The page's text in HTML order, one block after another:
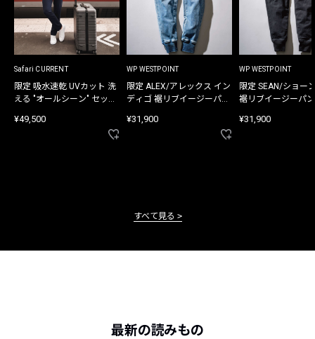
Safari CURRENT
限定 吸水速乾 UVカット 洗
える "オールシーン" セット
¥49,500
WP WESTPOINT
限定 ALEX/アレックス イン
ディゴ 裾リブイージーパン
¥31,900
WP WESTPOINT
限定 SEAN/ショー
裾リブイージーパ
¥31,900
すべて見る
最新の読みもの